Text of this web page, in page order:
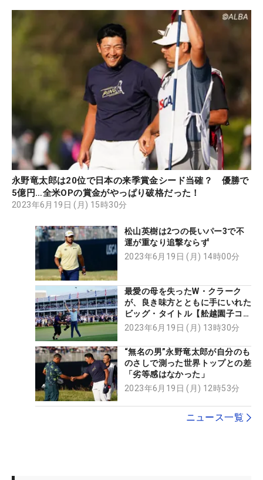
永野竜太郎は20位で日本の来季賞金シード当確？ 優勝で
5億円…全米OPの賞金がやっぱり破格だった！
2023年6月19日 (月) 15時30分
松山英樹は2つの長いパー3で不
運が重なり追撃ならず
2023年6月19日 (月) 14時00分
最愛の母を失ったW・クラーク
が、良き味方とともに手にいれた
ビッグ・タイトル【舩越園子コラ
ム】
2023年6月19日 (月) 13時30分
“無名の男”永野竜太郎が自分のも
のさしで測った世界トップとの差
「劣等感はなかった」
2023年6月19日 (月) 12時53分
ニュース一覧